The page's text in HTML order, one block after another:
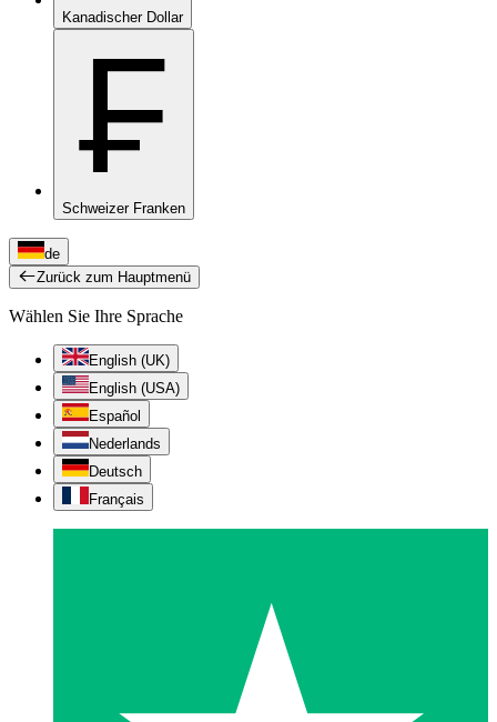
Kanadischer Dollar
₣
Schweizer Franken
de
Zurück zum Hauptmenü
Wählen Sie Ihre Sprache
English (UK)
English (USA)
Español
Nederlands
Deutsch
Français